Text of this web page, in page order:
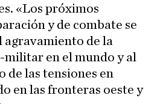
«Los próximos
y de combate se
de la
en el mundo y al
de las tensiones en
en las fronteras oeste y